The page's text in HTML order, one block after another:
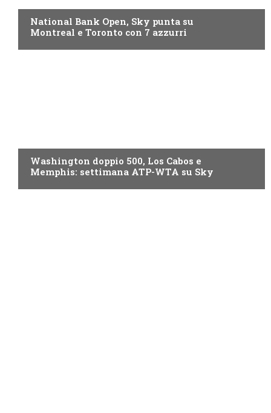
National Bank Open, Sky punta su
Montreal e Toronto con 7 azzurri
Washington doppio 500, Los Cabos e
Memphis: settimana ATP-WTA su Sky